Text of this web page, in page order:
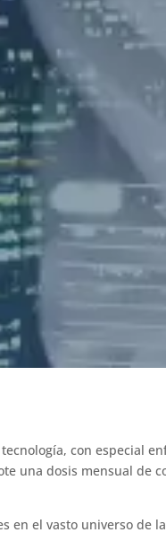
con especial
una dosis mensual de
en el vasto universo de